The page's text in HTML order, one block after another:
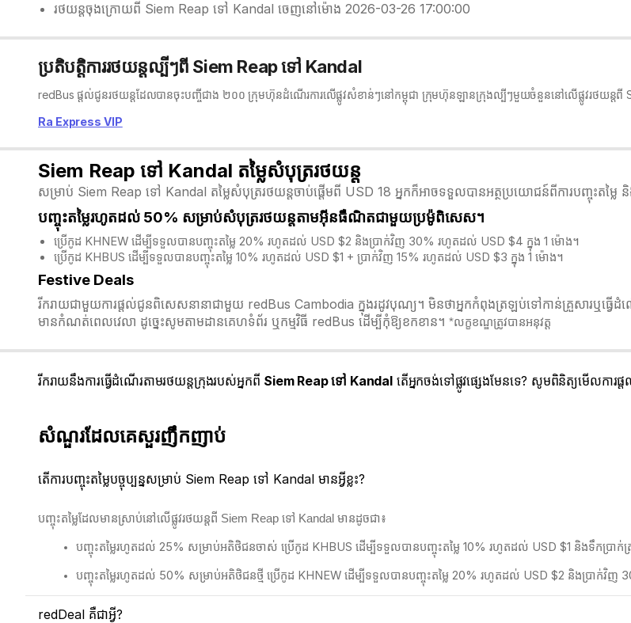
រថយន្តចុងក្រោយពី Siem Reap ទៅ Kandal ចេញនៅម៉ោង 2026-03-26 17:00:00
ប្រតិបត្តិការរថយន្តល្បីៗពី Siem Reap ទៅ Kandal
redBus ផ្តល់ជូនរថយន្តដែលបានចុះបញ្ចីជាង ២០០ ក្រុមហ៊ុនដំណើរការលើផ្លូវសំខាន់ៗនៅកម្ពុជា ក្រុមហ៊ុនឡានក្រុង​ល្បីៗមួយចំនួននៅលើផ្លូវរថយន្តពី
Ra Express VIP
Siem Reap ទៅ Kandal តម្លៃសំបុត្ររថយន្ត
សម្រាប់ Siem Reap ទៅ Kandal តម្លៃសំបុត្ររថយន្តចាប់ផ្តើមពី USD 18 អ្នកក៏អាចទទួលបានអត្ថប្រយោជន៍ពីការបញ្ចុះតម្លៃ និ
បញ្ចុះតម្លៃរហូតដល់ 50% សម្រាប់សំបុត្ររថយន្តតាមអ៊ីនធឺណិតជាមួយប្រម៉ូពិសេស។
ប្រើកូដ KHNEW ដើម្បីទទួលបានបញ្ចុះតម្លៃ 20% រហូតដល់ USD $2 និងប្រាក់វិញ 30% រហូតដល់ USD $4 ក្នុង 1 ម៉ោង។
ប្រើកូដ KHBUS ដើម្បីទទួលបានបញ្ចុះតម្លៃ 10% រហូតដល់ USD $1 + ប្រាក់វិញ 15% រហូតដល់ USD $3 ក្នុង 1 ម៉ោង។
Festive Deals
រីករាយជាមួយការផ្តល់ជូនពិសេសនានាជាមួយ redBus Cambodia ក្នុងរដូវបុណ្យ។ មិនថាអ្នកកំពុងត្រឡប់ទៅកាន់គ្រួសារឬធ្វើ
មានកំណត់ពេលវេលា ដូច្នេះសូមតាមដានគេហទំព័រ ឬកម្មវិធី redBus ដើម្បីកុំឱ្យខកខាន។ *លក្ខខណ្ឌត្រូវបានអនុវត្ត
រីករាយនឹងការធ្វើដំណើរតាមរថយន្តក្រុងរបស់អ្នកពី Siem Reap ទៅ Kandalតើអ្នកចង់ទៅផ្លូវផ្សេងមែនទេ? សូមពិនិត្យមើលកា
សំណួរដែលគេសួរញឹកញាប់
តើការបញ្ចុះតម្លៃបច្ចុប្បន្នសម្រាប់ Siem Reap ទៅ Kandal មានអ្វីខ្លះ?
បញ្ចុះតម្លៃដែលមានស្រាប់នៅលើផ្លូវរថយន្តពី Siem Reap ទៅ Kandal មានដូចជា៖
បញ្ចុះតម្លៃរហូតដល់ 25% សម្រាប់អតិថិជនចាស់ ប្រើកូដ KHBUS ដើម្បីទទួលបានបញ្ចុះតម្លៃ 10% រហូតដល់ USD $1 និងទឹកប្រ
បញ្ចុះតម្លៃរហូតដល់ 50% សម្រាប់អតិថិជនថ្មី ប្រើកូដ KHNEW ដើម្បីទទួលបានបញ្ចុះតម្លៃ 20% រហូតដល់ USD $2 និងប្រាក់វិ
redDeal គឺជាអ្វី?